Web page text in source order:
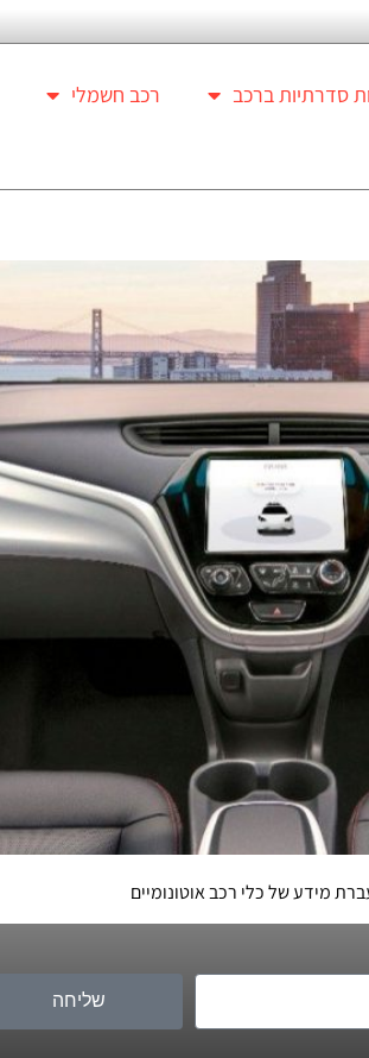
סדרתיות ברכב רכב חשמלי
מידע של כלי רכב אוטונומיים
שליחה